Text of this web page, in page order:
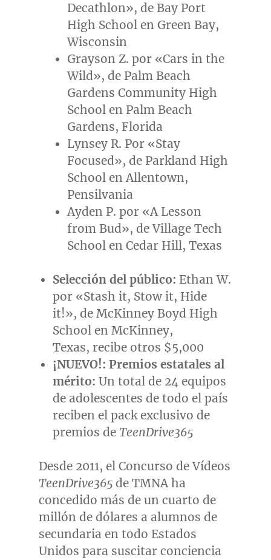
Decathlon», de Bay Port
High School en Green Bay,
Wisconsin
Grayson Z. por «Cars in the
Wild», de Palm Beach
Gardens Community High
School en Palm Beach
Gardens, Florida
Lynsey R. Por «Stay
Focused», de Parkland High
School enAllentown,
Pensilvania
Ayden P. por «A Lesson
from Bud», de Village Tech
School enCedar Hill, Texas
Selección del público: Ethan W.
por «Stash it, Stow it, Hide
it!», deMcKinney Boyd High
School en McKinney,
Texas, recibe otros $5,000
¡NUEVO!: Premios estatales al
mérito: Un total de 24 equipos
de adolescentes de todo el país
reciben el pack exclusivo de
premios de TeenDrive365
Desde 2011, el Concurso de Vídeos
TeenDrive365de TMNA ha
concedido más de un cuarto de
millón de dólares a alumnos de
secundaria en todo Estados
Unidos para suscitar conciencia